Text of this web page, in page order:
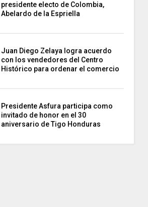
presidente electo de Colombia,
Abelardo de la Espriella
Juan Diego Zelaya logra acuerdo
con los vendedores del Centro
Histórico para ordenar el comercio
Presidente Asfura participa como
invitado de honor en el 30
aniversario de Tigo Honduras